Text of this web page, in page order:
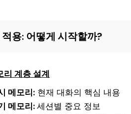
용: 어떻게 시작할까?
리 계층 설계
메모리: 현재 대화의 핵심 내용
메모리:세션별 중요 정보